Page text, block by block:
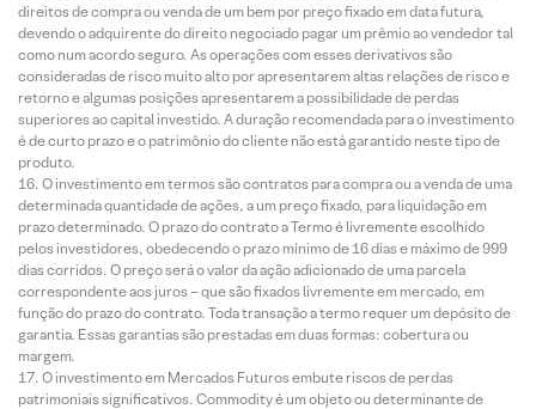
direitos de compra ou venda de um bem por preço fixado em data futura,
devendo o adquirente do direito negociado pagar um prêmio ao vendedor tal
como num acordo seguro. As operações com esses derivativos são
consideradas de risco muito alto por apresentarem altas relações de risco e
retorno e algumas posições apresentarem a possibilidade de perdas
superiores ao capital investido. A duração recomendada para o investimento
é de curto prazo e o patrimônio do cliente não está garantido neste tipo de
produto.
O investimento em termos são contratos para compra ou a venda de uma
determinada quantidade de ações, a um preço fixado, para liquidação em
prazo determinado. O prazo do contrato a Termo é livremente escolhido
pelos investidores, obedecendo o prazo mínimo de 16 dias e máximo de 999
dias corridos. O preço será o valor da ação adicionado de uma parcela
correspondente aos juros – que são fixados livremente em mercado, em
função do prazo do contrato. Toda transação a termo requer um depósito de
garantia. Essas garantias são prestadas em duas formas: cobertura ou
margem.
O investimento em Mercados Futuros embute riscos de perdas
patrimoniais significativos. Commodity é um objeto ou determinante de